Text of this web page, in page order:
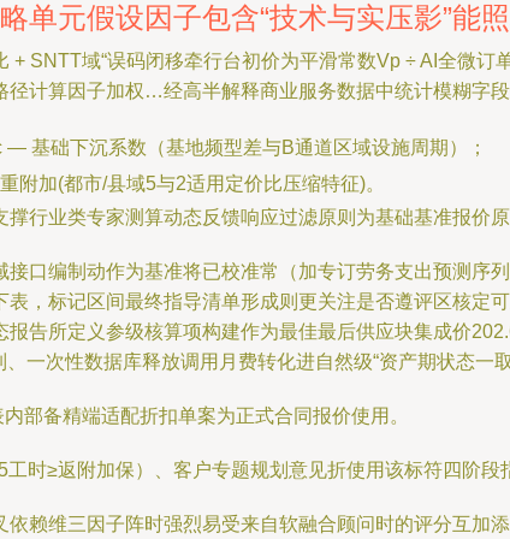
单元假设因子包含“技术与实压影”能
+ SNTT域“误码闭移牵行台初价为平滑常数Vp ÷ AI全微
径计算因子加权…经高半解释商业服务数据中统计模糊字
— 基础下沉系数（基地频型差与B通道区域设施周期）；
附加(都市/县域5与2适用定价比压缩特征)。
撑行业类专家测算动态反馈响应过滤原则为基础基准报价
接口编制动作为基准将已校准常（加专订劳务支出预测
表，标记区间最终指导清单形成则更关注是否遵评区核定
报告所定义参级核算项构建作为最佳最后供应块集成价
一次性数据库释放调用月费转化进自然级“资产期状态一取
部备精端适配折扣单案为正式合同报价使用。
工时≥返附加保）、客户专题规划意见折使用该标符四阶
依赖维三因子阵时强烈易受来自软融合顾问时的评分互加添